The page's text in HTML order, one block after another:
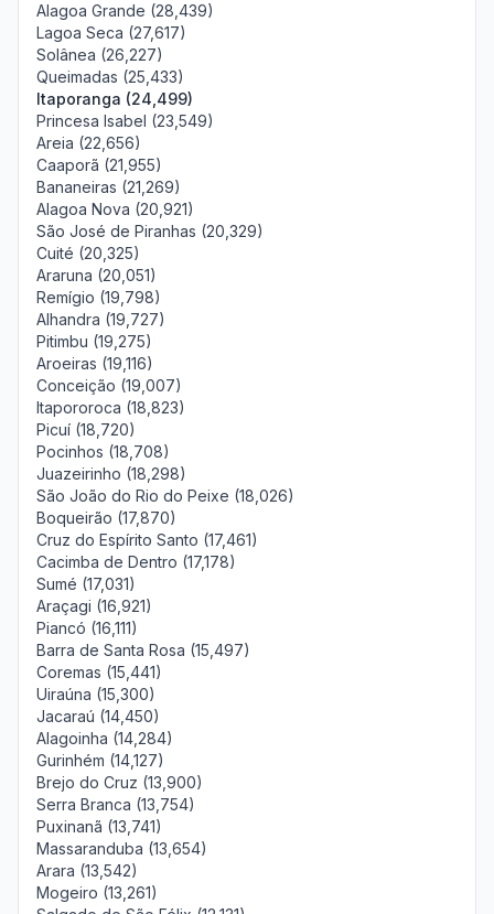
Alagoa Grande (28,439)
Lagoa Seca (27,617)
Solânea (26,227)
Queimadas (25,433)
Itaporanga (24,499)
Princesa Isabel (23,549)
Areia (22,656)
Caaporã (21,955)
Bananeiras (21,269)
Alagoa Nova (20,921)
São José de Piranhas (20,329)
Cuité (20,325)
Araruna (20,051)
Remígio (19,798)
Alhandra (19,727)
Pitimbu (19,275)
Aroeiras (19,116)
Conceição (19,007)
Itapororoca (18,823)
Picuí (18,720)
Pocinhos (18,708)
Juazeirinho (18,298)
São João do Rio do Peixe (18,026)
Boqueirão (17,870)
Cruz do Espírito Santo (17,461)
Cacimba de Dentro (17,178)
Sumé (17,031)
Araçagi (16,921)
Piancó (16,111)
Barra de Santa Rosa (15,497)
Coremas (15,441)
Uiraúna (15,300)
Jacaraú (14,450)
Alagoinha (14,284)
Gurinhém (14,127)
Brejo do Cruz (13,900)
Serra Branca (13,754)
Puxinanã (13,741)
Massaranduba (13,654)
Arara (13,542)
Mogeiro (13,261)